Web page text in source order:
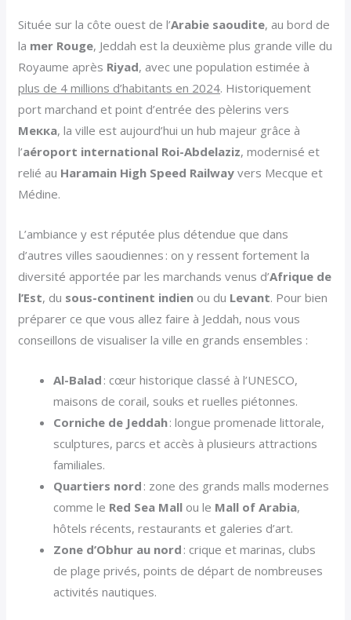
Située sur la côte ouest de l’Arabie saoudite, au bord de
la mer Rouge, Jeddah est la deuxième plus grande ville du
Royaume après Riyad, avec une population estimée à
plus de 4 millions d’habitants en 2024. Historiquement
port marchand et point d’entrée des pèlerins vers
Мекка, la ville est aujourd’hui un hub majeur grâce à
l’aéroport international Roi-Abdelaziz, modernisé et
relié au Haramain High Speed Railway vers Mecque et
Médine.
L’ambiance y est réputée plus détendue que dans
d’autres villes saoudiennes : on y ressent fortement la
diversité apportée par les marchands venus d’Afrique de
l’Est, du sous-continent indien ou du Levant. Pour bien
préparer ce que vous allez faire à Jeddah, nous vous
conseillons de visualiser la ville en grands ensembles :
Al-Balad : cœur historique classé à l’UNESCO,
maisons de corail, souks et ruelles piétonnes.
Corniche de Jeddah: longue promenade littorale,
sculptures, parcs et accès à plusieurs attractions
familiales.
Quartiers nord : zone des grands malls modernes
comme le Red Sea Mall ou le Mall of Arabia,
hôtels récents, restaurants et galeries d’art.
Zone d’Obhur au nord : crique et marinas, clubs
de plage privés, points de départ de nombreuses
activités nautiques.